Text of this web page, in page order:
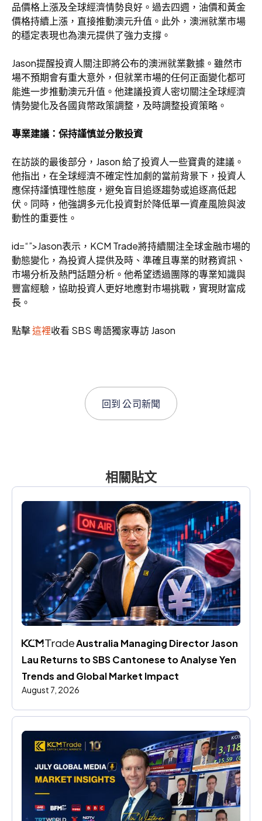
品價格上漲及全球經濟情勢良好。過去四週，油價和黃金
價格持續上漲，直接推動澳元升值。此外，澳洲就業市場
的穩定表現也為澳元提供了強力支撐。
Jason提醒投資人關注即將公布的澳洲就業數據。雖然市
場不預期會有重大意外，但就業市場的任何正面變化都可
能進一步推動澳元升值。他建議投資人密切關注全球經濟
情勢變化及各國貨幣政策調整，及時調整投資策略。
專業建議：保持謹慎並分散投資
在訪談的最後部分，Jason 給了投資人一些寶貴的建議。
他指出，在全球經濟不確定性加劇的當前背景下，投資人
應保持謹慎理性態度，避免盲目追逐趨勢或追逐高低起
伏。同時，他強調多元化投資對於降低單一資產風險與波
動性的重要性。
id=“”>Jason表示，KCM Trade將持續關注全球金融市場的
動態變化，為投資人提供及時、準確且專業的財務資訊、
市場分析及熱門話題分析。他希望透過團隊的專業知識與
豐富經驗，協助投資人更好地應對市場挑戰，實現財富成
長。
點擊這裡收看 SBS 粵語獨家專訪 Jason
回到公司新聞
相關貼文
Australia Managing Director Jason
Lau Returns to SBS Cantonese to Analyse Yen
Trends and Global Market Impact
August 7, 2026